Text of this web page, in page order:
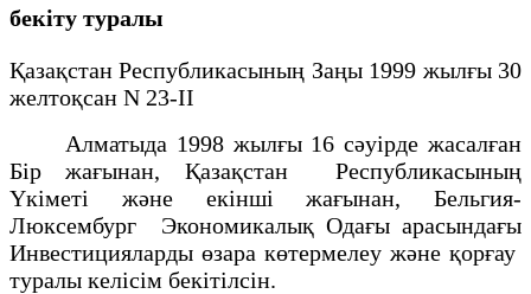
бекіту туралы
Қазақстан Республикасының Заңы 1999 жылғы 30
желтоқсан N 23-ІІ
Алматыда 1998 жылғы 16 сәуірде жасалған
Бір жағынан, Қазақстан Республикасының
Үкіметі және екінші жағынан, Бельгия-
Люксембург Экономикалық Одағы арасындағы
Инвестицияларды өзара көтермелеу және қорғау
туралы келісім бекітілсін.